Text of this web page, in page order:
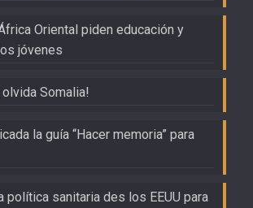
Oriental piden educación y
jóvenes
olvida Somalia!
la guía “Hacer memoria” para
política sanitaria des los EEUU para